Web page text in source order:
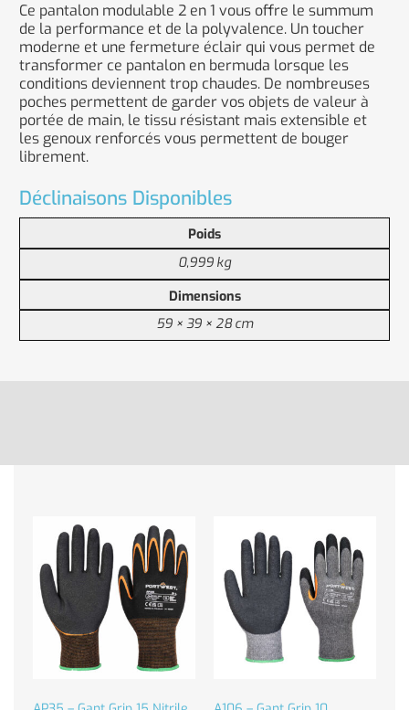
Ce pantalon modulable 2 en 1 vous offre le summum
de la performance et de la polyvalence. Un toucher
moderne et une fermeture éclair qui vous permet de
transformer ce pantalon en bermuda lorsque les
conditions deviennent trop chaudes. De nombreuses
poches permettent de garder vos objets de valeur à
portée de main, le tissu résistant mais extensible et
les genoux renforcés vous permettent de bouger
librement.
Déclinaisons Disponibles
Poids
0,999 kg
Dimensions
59 × 39 × 28 cm